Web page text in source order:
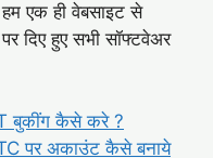
एक ही वेबसाइट से
दिए हुए सभी सॉफ्टवेअर
बुकींग कैसे करे ?
पर अकाउंट कैसे बनाये